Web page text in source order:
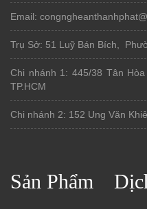
Email:
Trụ Sở: 51 Luỹ Bán Bích,
Chi nhánh 1: 445/38 Tân
TP.HCM
Chi nhánh 2: 152 Ung Văn
Sản Phẩm